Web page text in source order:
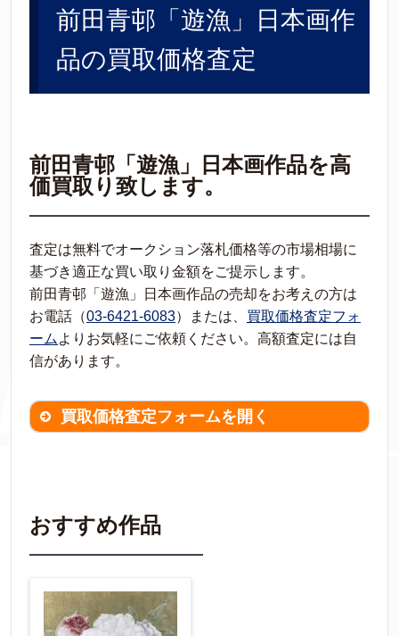
前田青邨「遊漁」日本画作
品の買取価格査定
前田青邨「遊漁」日本画作品を高
価買取り致します。
査定は無料でオークション落札価格等の市場相場に
基づき適正な買い取り金額をご提示します。
前田青邨「遊漁」日本画作品の売却をお考えの方は
お電話（03-6421-6083）または、 買取価格査定フォ
ーム よりお気軽にご依頼ください。高額査定には自
信があります。
買取価格査定フォームを開く
※不明な項目は空欄で結構です。
▼
作品の作家名 【任意】
おすすめ作品